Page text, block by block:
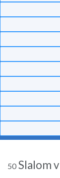
50 Slalom